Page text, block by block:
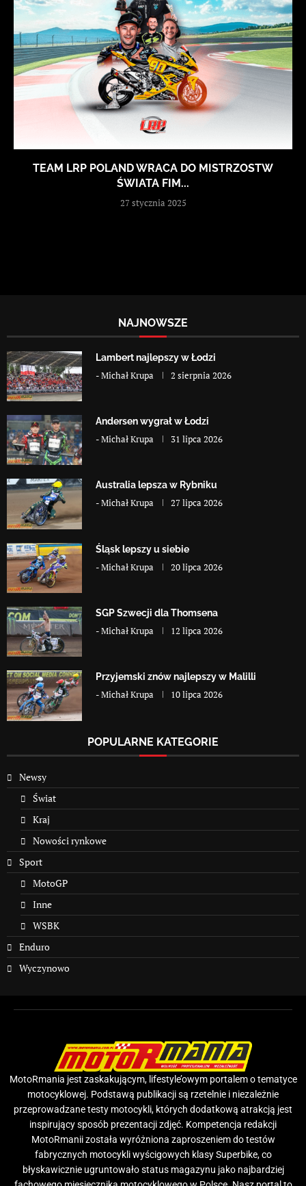
TEAM LRP POLAND WRACA DO MISTRZOSTW
ŚWIATA FIM...
27 stycznia 2025
NAJNOWSZE
Lambert najlepszy w Łodzi
-Michał Krupa 2 sierpnia 2026
Andersen wygrał w Łodzi
-Michał Krupa 31 lipca 2026
Australia lepsza w Rybniku
-Michał Krupa 27 lipca 2026
Śląsk lepszy u siebie
-Michał Krupa 20 lipca 2026
SGP Szwecji dla Thomsena
-Michał Krupa 12 lipca 2026
Przyjemski znów najlepszy w Malilli
-Michał Krupa 10 lipca 2026
POPULARNE KATEGORIE
Newsy
Świat
Kraj
Nowości rynkowe
Sport
MotoGP
Inne
WSBK
Enduro
Wyczynowo
MotoRmania jest zaskakującym, lifestyle’owym portalem o tematyce
motocyklowej. Podstawą publikacji są rzetelnie i niezależnie
przeprowadzane testy motocykli, których dodatkową atrakcją jest
inspirujący sposób prezentacji zdjęć. Kompetencja redakcji
MotoRmanii została wyróżniona zaproszeniem do testów
fabrycznych motocykli wyścigowych klasy Superbike, co
błyskawicznie ugruntowało status magazynu jako najbardziej